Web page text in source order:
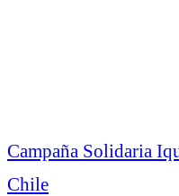
Campaña Solidaria
Chile